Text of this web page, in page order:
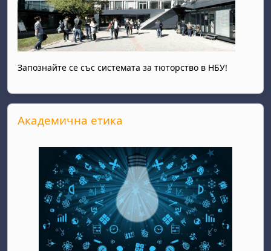
Запознайте се със системата за тюторство в НБУ!
Прескочи Академична етика
Академична етика